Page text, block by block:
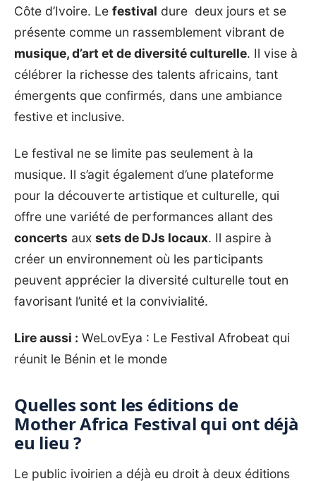
Côte d’Ivoire. Le festival dure deux jours et se
présente comme un rassemblement vibrant de
musique, d’art et de diversité culturelle. Il vise à
célébrer la richesse des talents africains, tant
émergents que confirmés, dans une ambiance
festive et inclusive.
Le festival ne se limite pas seulement à la
musique. Il s’agit également d’une plateforme
pour la découverte artistique et culturelle, qui
offre une variété de performances allant des
concerts aux sets de DJs locaux. Il aspire à
créer un environnement où les participants
peuvent apprécier la diversité culturelle tout en
favorisant l’unité et la convivialité.
Lire aussi : WeLovEya : Le Festival Afrobeat qui
réunit le Bénin et le monde
Quelles sont les éditions de
Mother Africa Festival qui ont déjà
eu lieu ?
Le public ivoirien a déjà eu droit à deux éditions